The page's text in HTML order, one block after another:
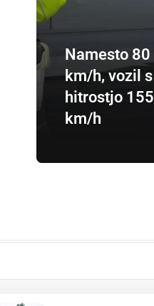
Namesto 80
km/h, vozil s
hitrostjo 155
km/h